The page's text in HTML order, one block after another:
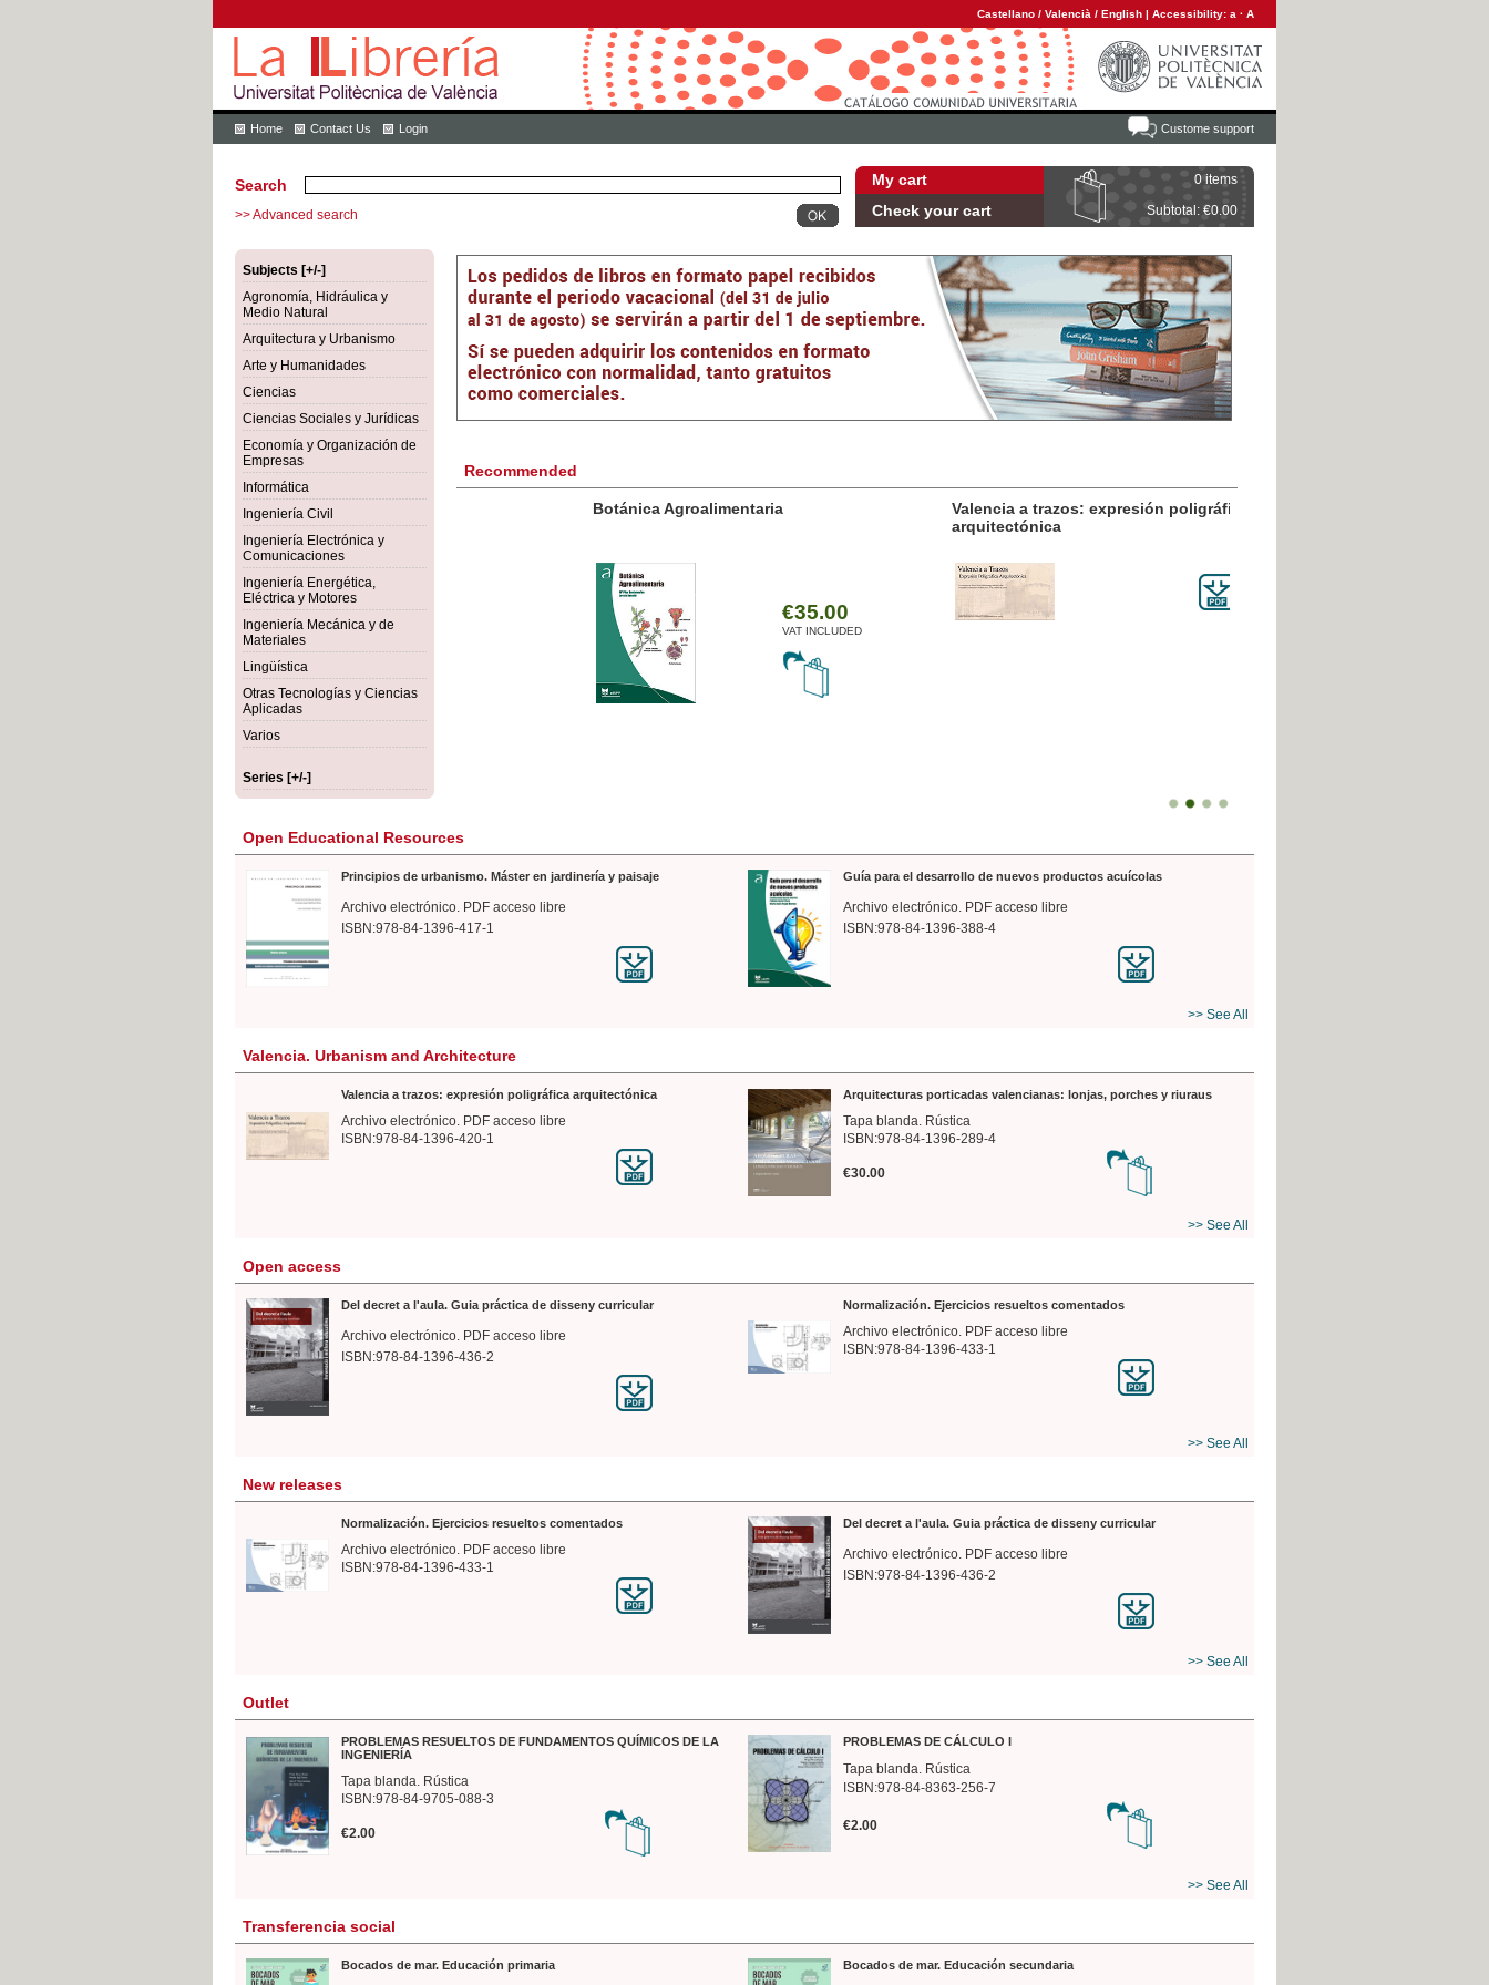
Castellano / Valencià / English | Accessibility: a · A
Custome support
Home Contact Us Login
My cart 0 items
Check your cart Subtotal: €0.00
Search
>> Advanced search
Subjects [+/-]
Agronomía, Hidráulica y
Medio Natural
Arquitectura y Urbanismo
Arte y Humanidades
Ciencias
Ciencias Sociales y Jurídicas
Economía y Organización de
Empresas
Informática
Ingeniería Civil
Ingeniería Electrónica y
Comunicaciones
Ingeniería Energética,
Eléctrica y Motores
Ingeniería Mecánica y de
Materiales
Lingüística
Otras Tecnologías y Ciencias
Aplicadas
Varios
Series [+/-]
Recommended
Botánica Agroalimentaria
€35.00
VAT INCLUDED
Valencia a trazos: expresión poligráfica
Open Educational Resources
Principios de urbanismo. Máster en jardinería y paisaje
Archivo electrónico. PDF acceso libre
ISBN:978-84-1396-417-1
Guía para el desarrollo de nuevos productos acuícolas
Archivo electrónico. PDF acceso libre
ISBN:978-84-1396-388-4
>> See All
Valencia. Urbanism and Architecture
Valencia a trazos: expresión poligráfica arquitectónica
Archivo electrónico. PDF acceso libre
ISBN:978-84-1396-420-1
Arquitecturas porticadas valencianas: lonjas, porches y riuraus
Tapa blanda. Rústica
ISBN:978-84-1396-289-4
€30.00
>> See All
Open access
Del decret a l'aula. Guia práctica de disseny curricular
Archivo electrónico. PDF acceso libre
ISBN:978-84-1396-436-2
Normalización. Ejercicios resueltos comentados
Archivo electrónico. PDF acceso libre
ISBN:978-84-1396-433-1
>> See All
New releases
Normalización. Ejercicios resueltos comentados
Archivo electrónico. PDF acceso libre
ISBN:978-84-1396-433-1
Del decret a l'aula. Guia práctica de disseny curricular
Archivo electrónico. PDF acceso libre
ISBN:978-84-1396-436-2
>> See All
Outlet
PROBLEMAS RESUELTOS DE FUNDAMENTOS QUÍMICOS DE LA
INGENIERÍA
Tapa blanda. Rústica
ISBN:978-84-9705-088-3
€2.00
PROBLEMAS DE CÁLCULO I
Tapa blanda. Rústica
ISBN:978-84-8363-256-7
€2.00
>> See All
Transferencia social
Bocados de mar. Educación primaria Bocados de mar. Educación secundaria